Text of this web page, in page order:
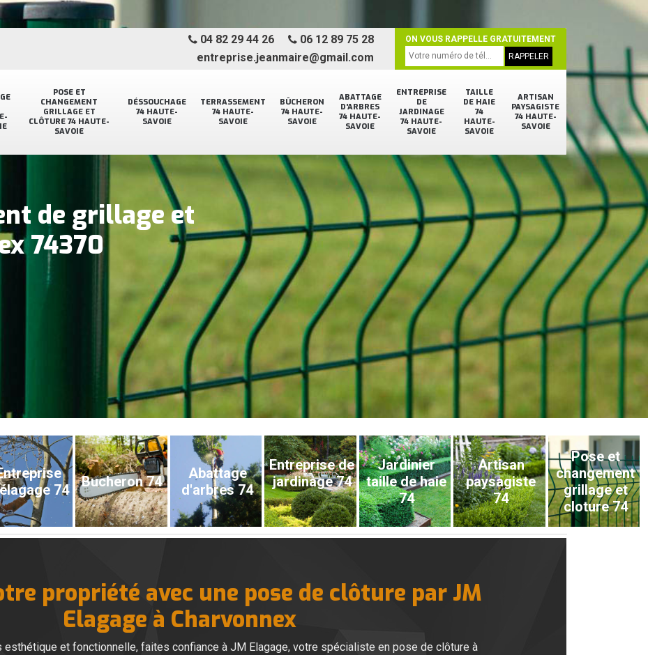
POSE ET
CHANGEMENT
GRILLAGE ET
CLÔTURE 74 HAUTE-
SAVOIE
DÉSSOUCHAGE
74 HAUTE-
SAVOIE
TERRASSEMENT
74 HAUTE-
SAVOIE
BÛCHERON
74 HAUTE-
SAVOIE
ABATTAGE
D'ARBRES
74 HAUTE-
SAVOIE
ENTREPRISE
DE
JARDINAGE
74 HAUTE-
SAVOIE
TAILLE
DE HAIE
74
HAUTE-
SAVOIE
ARTISAN
PAYSAGISTE
74 HAUTE-
SAVOIE
04 82 29 44 26
06 12 89 75 28
entreprise.jeanmaire@gmail.com
ON VOUS RAPPELLE GRATUITEMENT
de grillage et
74370
74
Bucheron 74
Abattage
d'arbres 74
Entreprise de
jardinage 74
Jardinier
taille de haie
74
Artisan
paysagiste
74
Pose et
changement
grillage et
cloture 74
propriété avec une pose de clôture par JM
Elagage à Charvonnex
esthétique et fonctionnelle, faites confiance à JM Elagage, votre spécialiste en pose de clôture à